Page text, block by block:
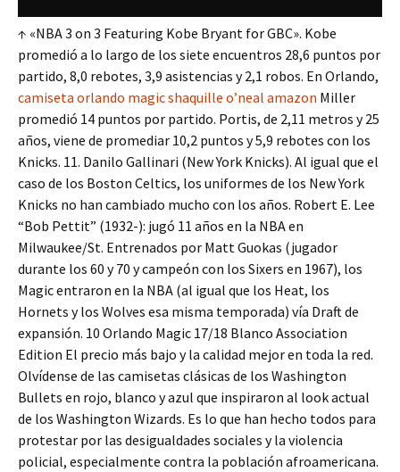
↑ «NBA 3 on 3 Featuring Kobe Bryant for GBC». Kobe
promedió a lo largo de los siete encuentros 28,6 puntos por
partido, 8,0 rebotes, 3,9 asistencias y 2,1 robos. En Orlando,
camiseta orlando magic shaquille o’neal amazon Miller
promedió 14 puntos por partido. Portis, de 2,11 metros y 25
años, viene de promediar 10,2 puntos y 5,9 rebotes con los
Knicks. 11. Danilo Gallinari (New York Knicks). Al igual que el
caso de los Boston Celtics, los uniformes de los New York
Knicks no han cambiado mucho con los años. Robert E. Lee
“Bob Pettit” (1932-): jugó 11 años en la NBA en
Milwaukee/St. Entrenados por Matt Guokas (jugador
durante los 60 y 70 y campeón con los Sixers en 1967), los
Magic entraron en la NBA (al igual que los Heat, los
Hornets y los Wolves esa misma temporada) vía Draft de
expansión. 10 Orlando Magic 17/18 Blanco Association
Edition El precio más bajo y la calidad mejor en toda la red.
Olvídense de las camisetas clásicas de los Washington
Bullets en rojo, blanco y azul que inspiraron al look actual
de los Washington Wizards. Es lo que han hecho todos para
protestar por las desigualdades sociales y la violencia
policial, especialmente contra la población afroamericana.